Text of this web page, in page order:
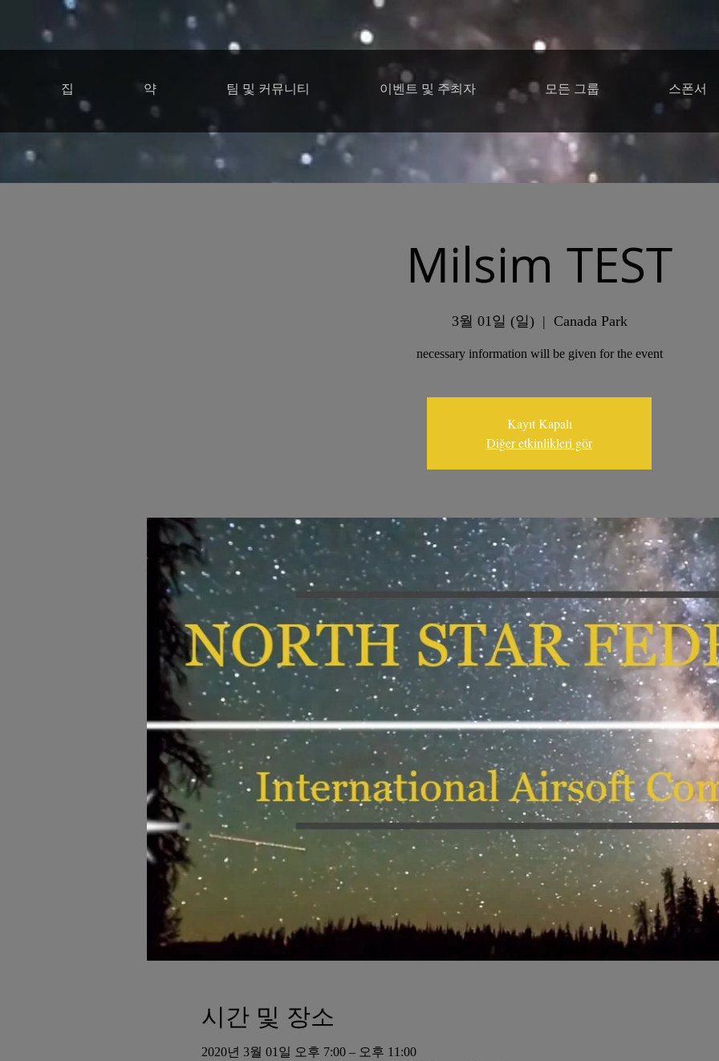
집 약 팀 및 커뮤니티 이벤트 및 주최자 모든 그룹 스폰서
Milsim TEST
3월 01일 (일)
  |
Canada Park
necessary information will be given for the event
Kayıt Kapalı
Diğer etkinlikleri gör
시간 및 장소
2020년 3월 01일 오후 7:00 – 오후 11:00